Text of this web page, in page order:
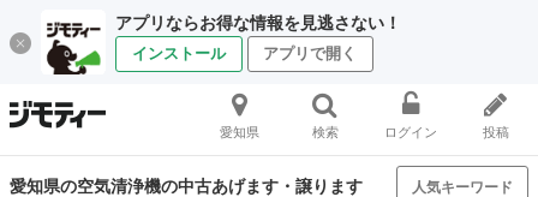
アプリならお得な情報を見逃さない！
インストール アプリで開く
愛知県 検索 ログイン 投稿
愛知県の空気清浄機の中古あげます・譲ります 人気キーワード